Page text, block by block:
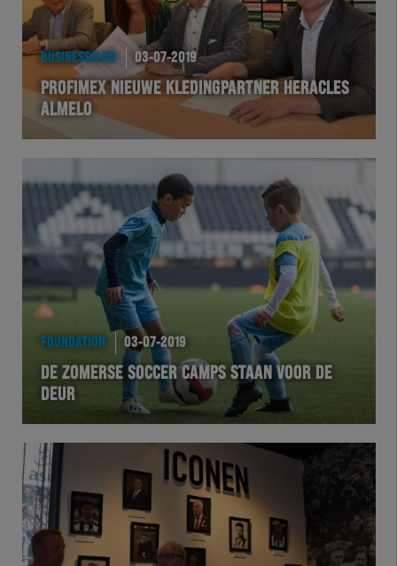
BUSINESSCLUB 03-07-2019
PROFIMEX NIEUWE KLEDINGPARTNER HERACLES
ALMELO
FOUNDATION 03-07-2019
DE ZOMERSE SOCCER CAMPS STAAN VOOR DE
DEUR